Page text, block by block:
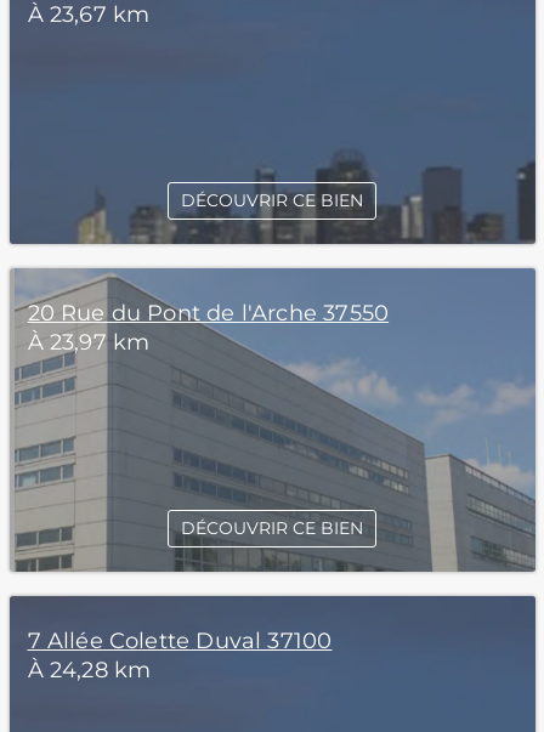
À 23,67 km
DÉCOUVRIR CE BIEN
20 Rue du Pont de l'Arche 37550
À 23,97 km
DÉCOUVRIR CE BIEN
7 Allée Colette Duval 37100
À 24,28 km